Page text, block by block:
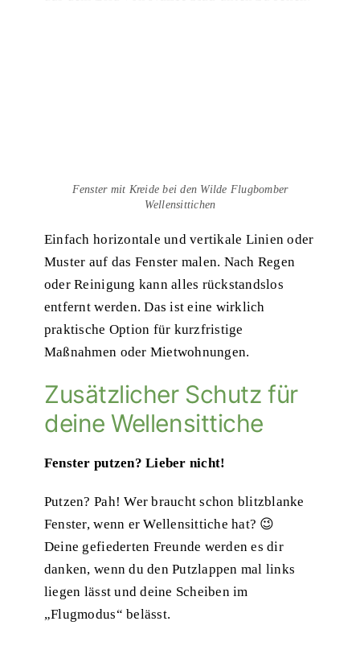
Fenster mit Kreide bei den Wilde Flugbomber
Wellensittichen
Einfach horizontale und vertikale Linien oder
Muster auf das Fenster malen. Nach Regen
oder Reinigung kann alles rückstandslos
entfernt werden. Das ist eine wirklich
praktische Option für kurzfristige
Maßnahmen oder Mietwohnungen.
Zusätzlicher Schutz für
deine Wellensittiche
Fenster putzen? Lieber nicht!
Putzen? Pah! Wer braucht schon blitzblanke
Fenster, wenn er Wellensittiche hat? 😉
Deine gefiederten Freunde werden es dir
danken, wenn du den Putzlappen mal links
liegen lässt und deine Scheiben im
„Flugmodus“ belässt.